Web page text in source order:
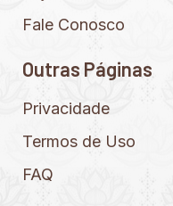
Fale Conosco
Outras Páginas
Privacidade
Termos de Uso
FAQ